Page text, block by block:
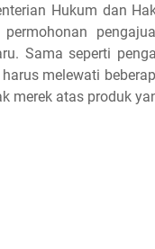
Hukum dan
Sama seperti
melewati
merek atas produk